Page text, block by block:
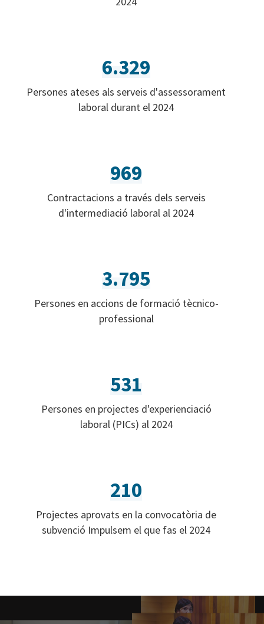
6.329
Persones ateses als serveis d'assessorament
laboral durant el 2024
969
Contractacions a través dels serveis
d'intermediació laboral al 2024
3.795
Persones en accions de formació tècnico-
professional
531
Persones en projectes d'experienciació
laboral (PICs) al 2024
210
Projectes aprovats en la convocatòria de
subvenció Impulsem el que fas el 2024